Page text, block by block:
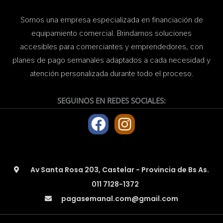
Somos una empresa especializada en financiación de
equipamiento comercial. Brindamos soluciones
accesibles para comerciantes y emprendedores, con
planes de pago semanales adaptados a cada necesidad y
atención personalizada durante todo el proceso.
SEGUINOS EN REDES SOCIALES:
F
a
e
b
o
o
I
n
t
a
g
r
Av Santa Rosa 203, Castelar - Provincia de Bs As.
011 7128-1372
pagasemanal.com@gmail.com